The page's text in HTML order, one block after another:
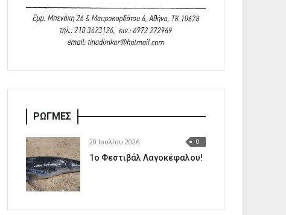
ΡΩΓΜΕΣ
20 Ιουλίου 2026 0
1o Φεστιβάλ Λαγοκέφαλου!